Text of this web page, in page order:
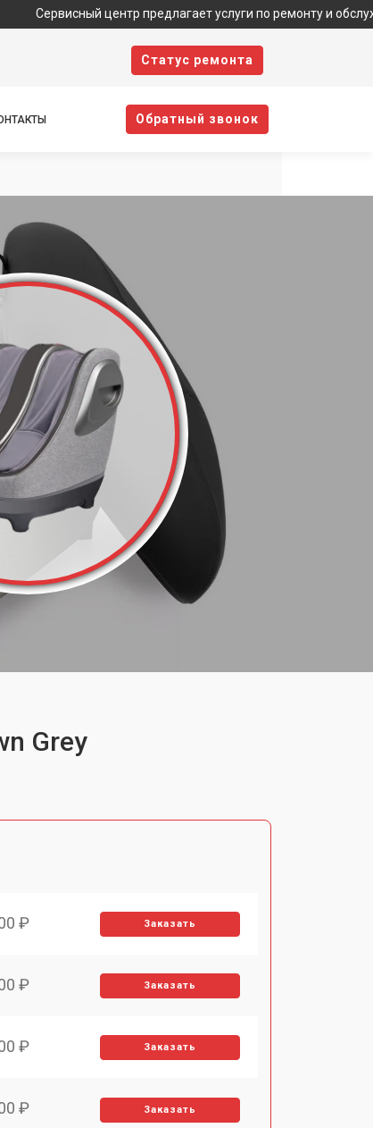
центр предлагает услуги по ремонту и
Cтатус ремонта
Oбратный звонок
Grey
₽ Заказать
₽ Заказать
₽ Заказать
₽ Заказать